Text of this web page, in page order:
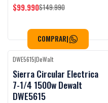
$99.990$149.990
COMPRAR|
-25%OFF
DWE5615|DeWalt
Sierra Circular Electrica
7-1/4 1500w Dewalt
DWE5615